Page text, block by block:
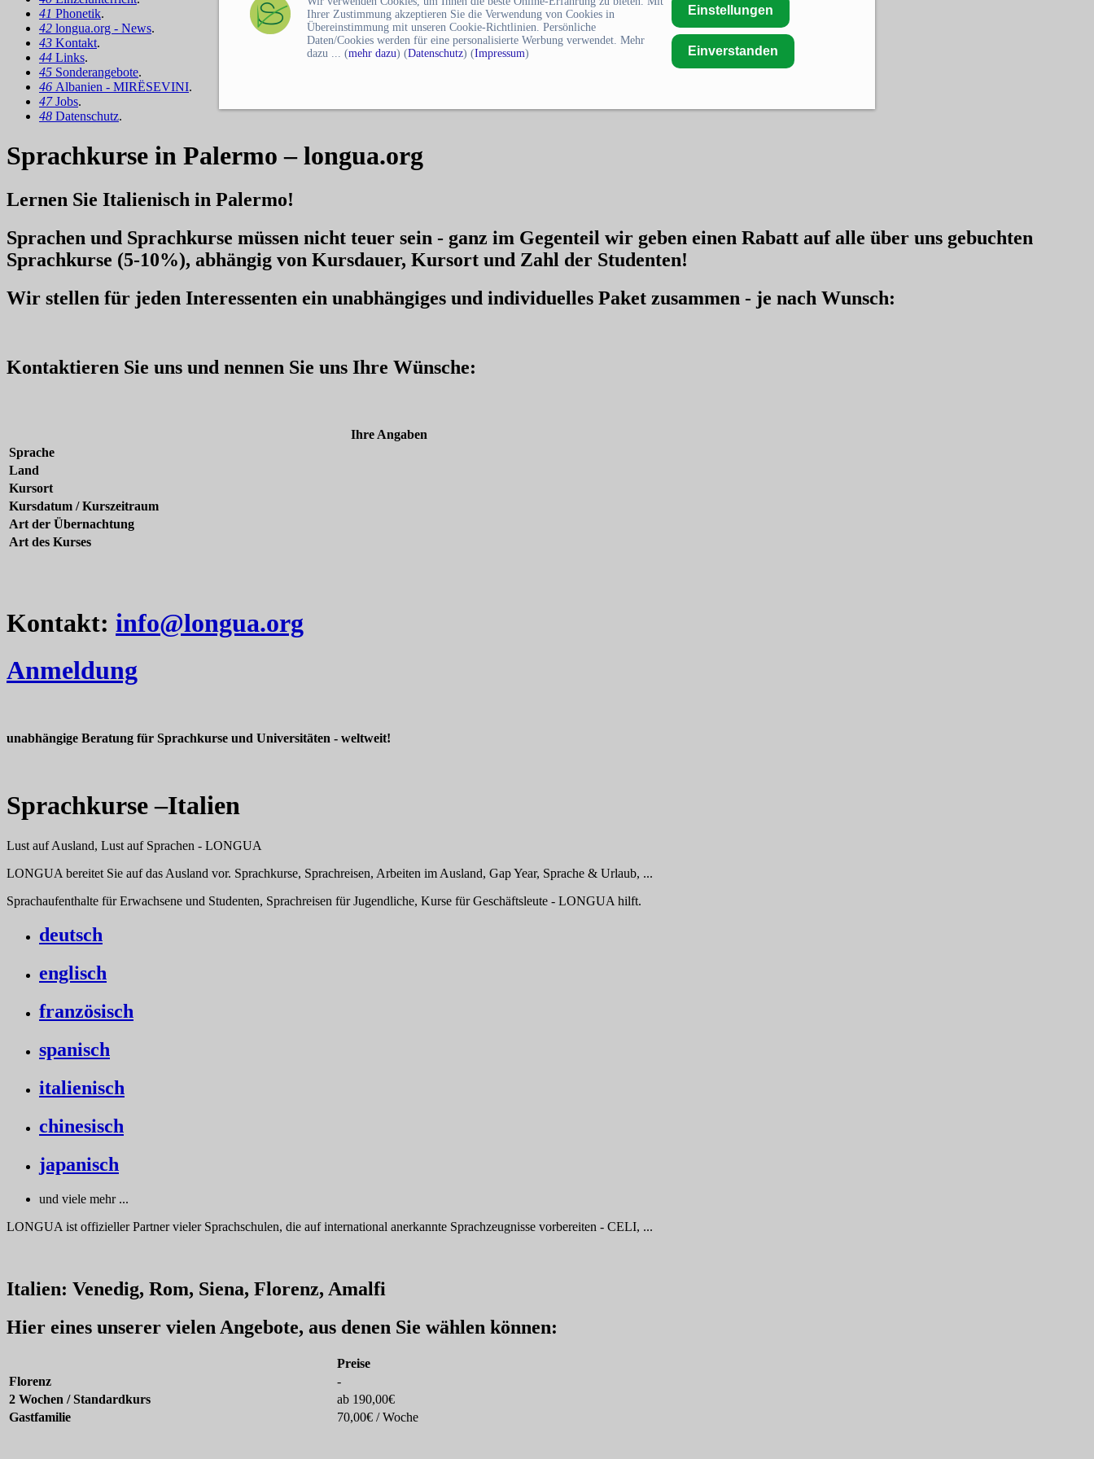
41 Phonetik.
42 longua.org - News.
43 Kontakt.
44 Links.
45 Sonderangebote.
46 Albanien - MIRËSEVINI.
47Jobs.
48 Datenschutz.
Ihrer Zustimmung akzeptieren Sie die Verwendung von Cookies in
Übereinstimmung mit unseren Cookie-Richtlinien. Persönliche
Daten/Cookies werden für eine personalisierte Werbung verwendet. Mehr
dazu ... (mehr dazu) (Datenschutz) (Impressum)
Einstellungen
Einverstanden
Sprachkurse in Palermo – longua.org
Lernen Sie Italienisch in Palermo!
Sprachen und Sprachkurse müssen nicht teuer sein - ganz im Gegenteil wir geben einen Rabatt auf alle über uns gebuchten
Sprachkurse (5-10%), abhängig von Kursdauer, Kursort und Zahl der Studenten!
Wir stellen für jeden Interessenten ein unabhängiges und individuelles Paket zusammen - je nach Wunsch:
Kontaktieren Sie uns und nennen Sie uns Ihre Wünsche:
Ihre Angaben
Sprache
Land
Kursort
Kursdatum / Kurszeitraum
Art der Übernachtung
Art des Kurses
Kontakt: info@longua.org
Anmeldung
unabhängige Beratung für Sprachkurse und Universitäten - weltweit!
Sprachkurse –Italien
Lust auf Ausland, Lust auf Sprachen - LONGUA
LONGUA bereitet Sie auf das Ausland vor. Sprachkurse, Sprachreisen, Arbeiten im Ausland, Gap Year, Sprache & Urlaub, ...
Sprachaufenthalte für Erwachsene und Studenten, Sprachreisen für Jugendliche, Kurse für Geschäftsleute - LONGUA hilft.
deutsch
englisch
französisch
spanisch
italienisch
chinesisch
japanisch
und viele mehr ...
LONGUA ist offizieller Partner vieler Sprachschulen, die auf international anerkannte Sprachzeugnisse vorbereiten - CELI, ...
Italien: Venedig, Rom, Siena, Florenz, Amalfi
Hier eines unserer vielen Angebote, aus denen Sie wählen können:
Preise
Florenz
-
2 Wochen / Standardkurs
ab 190,00€
Gastfamilie
70,00€ / Woche